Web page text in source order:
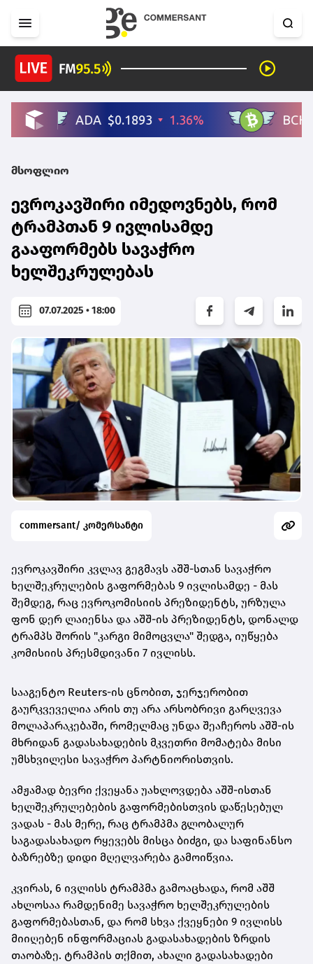
მსოფლიო
ევროკავშირი იმედოვნებს, რომ
ტრამპთან 9 ივლისამდე
გააფორმებს სავაჭრო
ხელშეკრულებას
07.07.2025 • 18:00
commersant/ კომერსანტი
ევროკავშირი კვლავ გეგმავს აშშ-სთან სავაჭრო
ხელშეკრულების გაფორმებას 9 ივლისამდე - მას
შემდეგ, რაც ევროკომისიის პრეზიდენტს, ურზულა
ფონ დერ ლაიენსა და აშშ-ის პრეზიდენტს, დონალდ
ტრამპს შორის "კარგი მიმოცვლა" შედგა, იუწყება
კომისიის პრესმდივანი 7 ივლისს.
სააგენტო Reuters-ის ცნობით, ჯერჯერობით
გაურკვეველია არის თუ არა არსობრივი გარღვევა
მოლაპარაკებაში, რომელმაც უნდა შეაჩეროს აშშ-ის
მხრიდან გადასახადების მკვეთრი მომატება მისი
უმსხვილესი სავაჭრო პარტნიორისთვის.
ამჟამად ბევრი ქვეყანა უახლოვდება აშშ-ისთან
ხელშეკრულებების გაფორმებისთვის დაწესებულ
ვადას - მას მერე, რაც ტრამპმა გლობალურ
საგადასახადო რყევებს მისცა ბიძგი, და საფინანსო
ბაზრებზე დიდი მღელვარება გამოიწვია.
კვირას, 6 ივლისს ტრამპმა გამოაცხადა, რომ აშშ
ახლოსაა რამდენიმე სავაჭრო ხელშეკრულების
გაფორმებასთან, და რომ სხვა ქვეყნები 9 ივლისს
მიიღებენ ინფორმაციას გადასახადების ზრდის
თაობაზე. ტრამპის თქმით, ახალი გადასახადები